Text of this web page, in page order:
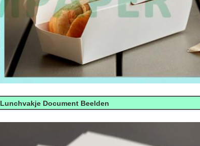
Lunchvakje Document Beelden